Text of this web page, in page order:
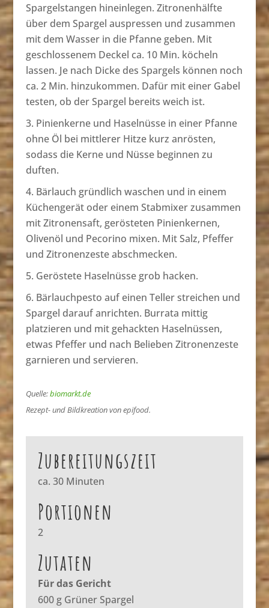
Spargelstangen hineinlegen. Zitronenhälfte
über dem Spargel auspressen und zusammen
mit dem Wasser in die Pfanne geben. Mit
geschlossenem Deckel ca. 10 Min. köcheln
lassen. Je nach Dicke des Spargels können noch
ca. 2 Min. hinzukommen. Dafür mit einer Gabel
testen, ob der Spargel bereits weich ist.
Pinienkerne und Haselnüsse in einer Pfanne
ohne Öl bei mittlerer Hitze kurz anrösten,
sodass die Kerne und Nüsse beginnen zu
duften.
Bärlauch gründlich waschen und in einem
Küchengerät oder einem Stabmixer zusammen
mit Zitronensaft, gerösteten Pinienkernen,
Olivenöl und Pecorino mixen. Mit Salz, Pfeffer
und Zitronenzeste abschmecken.
Geröstete Haselnüsse grob hacken.
Bärlauchpesto auf einen Teller streichen und
Spargel darauf anrichten. Burrata mittig
platzieren und mit gehackten Haselnüssen,
etwas Pfeffer und nach Belieben Zitronenzeste
garnieren und servieren.
Quelle:biomarkt.de
Rezept- und Bildkreation von epifood.
Zubereitungszeit
ca. 30 Minuten
Portionen
2
Zutaten
Für das Gericht
600 g Grüner Spargel